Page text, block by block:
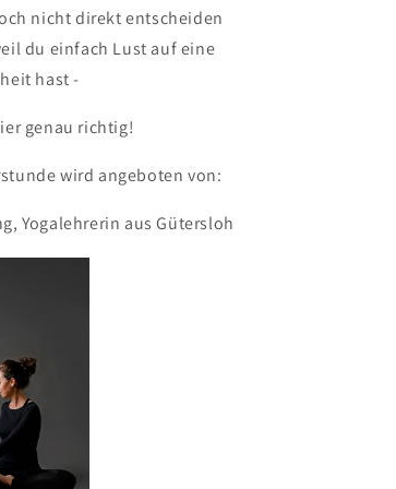
18.30
-
19.30
|
nicht direkt entscheiden
du einfach Lust auf eine
hast -
genau richtig!
wird angeboten von:
Yogalehrerin aus Gütersloh